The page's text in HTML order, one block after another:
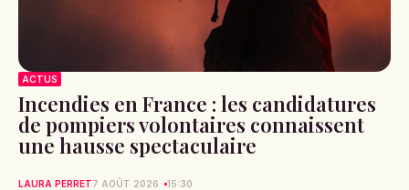
ACTUS
Incendies en France : les candidatures
de pompiers volontaires connaissent
une hausse spectaculaire
LAURA PERRET7 AOÛT 2026 15:30